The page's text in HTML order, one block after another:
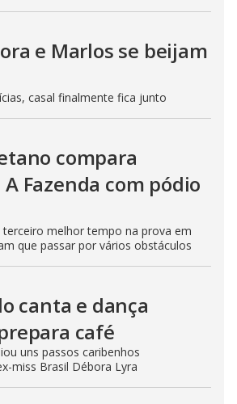
e Marlos se beijam
casal finalmente fica junto
compara
Fazenda com pódio
melhor tempo na prova em
que passar por vários obstáculos
canta e dança
café
uns passos caribenhos
miss Brasil Débora Lyra